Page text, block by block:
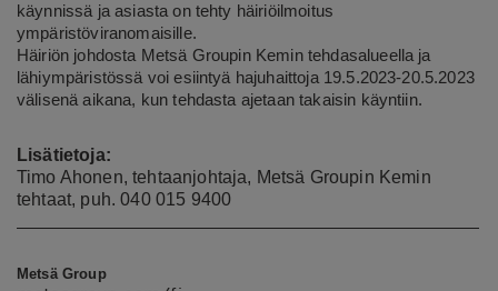
käynnissä ja asiasta on tehty häiriöilmoitus
ympäristöviranomaisille.
Häiriön johdosta Metsä Groupin Kemin tehdasalueella ja
lähiympäristössä voi esiintyä hajuhaittoja 19.5.2023-20.5.2023
välisenä aikana, kun tehdasta ajetaan takaisin käyntiin.
Lisätietoja:
Timo Ahonen, tehtaanjohtaja, Metsä Groupin Kemin
tehtaat, puh. 040 015 9400
Metsä Group